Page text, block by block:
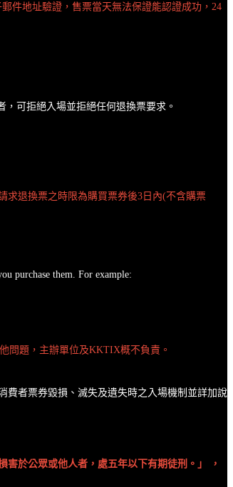
件地址驗證，售票當天無法保證能認證成功，24
可拒絕入場並拒絕任何退換票要求。
求退換票之時限為購買票券後3日內(不含購票
purchase them. For example:
問題，主辦單位及KKTIX概不負責。
費者票券毀損、滅失及遺失時之入場機制並詳加說
於公眾或他人者，處五年以下有期徒刑。」 ，